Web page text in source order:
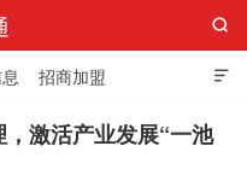

招商加盟
店

激活产业发展“一池